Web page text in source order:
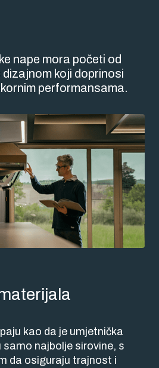
nape mora početi od
koji doprinosi
performansama.
kao da je umjetnička
najbolje sirovine, s
da osiguraju trajnost i